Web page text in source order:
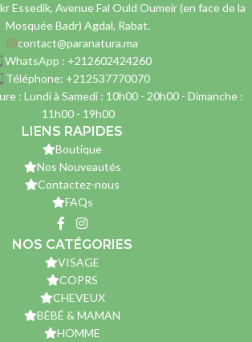
Essedik, Avenue Fal Ould Oumeir (en face de la
Mosquée Badr) Agdal, Rabat.
contact@paranatura.ma
WhatsApp : +212602424260
Téléphone: +212537770070
: Lundi à Samedi : 10h00 - 20h00 - Dimanche :
11h00 - 19h00
LIENS RAPIDES
Boutique
Nos Nouveautés
Contactez-nous
FAQs
NOS CATÉGORIES
VISAGE
COPRS
CHEVEUX
BÉBÉ & MAMAN
HOMME